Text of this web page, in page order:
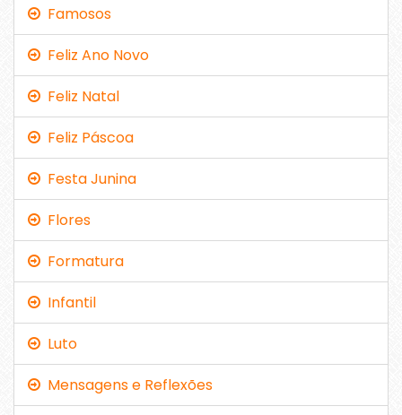
Famosos
Feliz Ano Novo
Feliz Natal
Feliz Páscoa
Festa Junina
Flores
Formatura
Infantil
Luto
Mensagens e Reflexões